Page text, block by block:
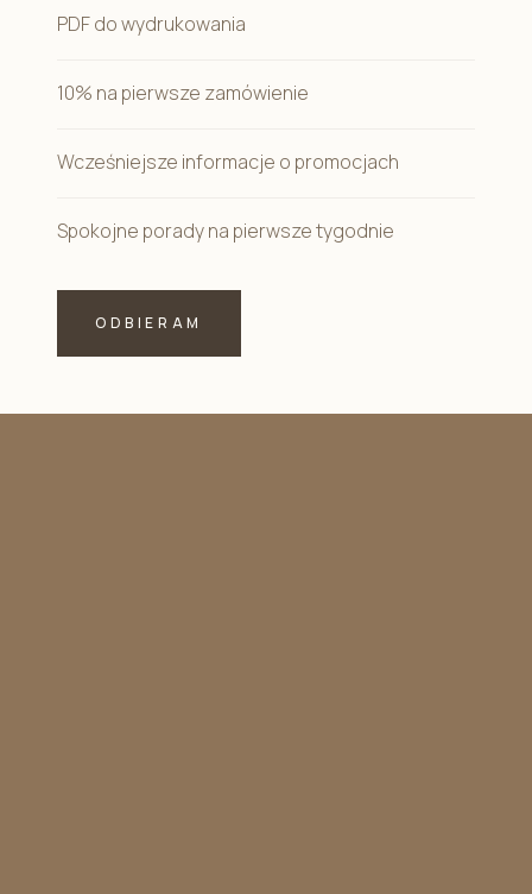
PDF do wydrukowania
10% na pierwsze zamówienie
Wcześniejsze informacje o promocjach
Spokojne porady na pierwsze tygodnie
ODBIERAM